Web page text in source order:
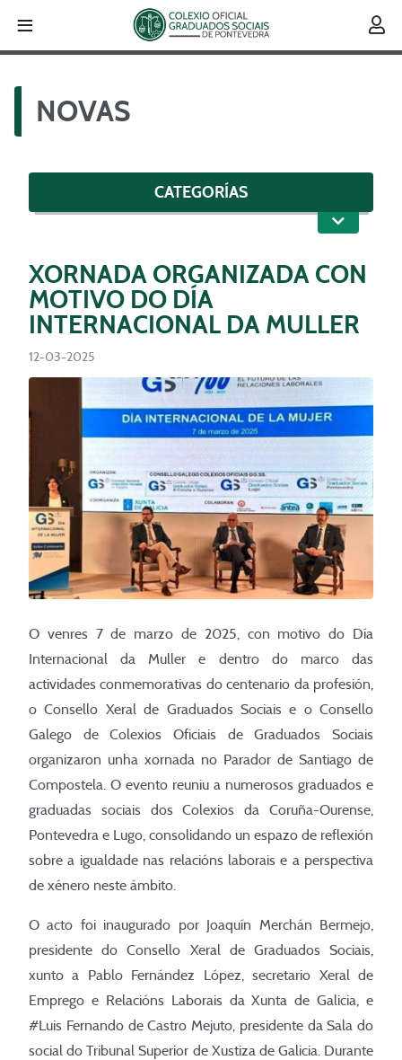
≡ 
NOVAS
CATEGORÍAS
XORNADA ORGANIZADA CON
MOTIVO DO DÍA
INTERNACIONAL DA MULLER
12-03-2025
O venres 7 de marzo de 2025, con motivo do Día
Internacional da Muller e dentro do marco das
actividades conmemorativas do centenario da profesión,
o Consello Xeral de Graduados Sociais e o Consello
Galego de Colexios Oficiais de Graduados Sociais
organizaron unha xornada no Parador de Santiago de
Compostela. O evento reuniu a numerosos graduados e
graduadas sociais dos Colexios da Coruña-Ourense,
Pontevedra e Lugo, consolidando un espazo de reflexión
sobre a igualdade nas relacións laborais e a perspectiva
de xénero neste ámbito.
O acto foi inaugurado por Joaquín Merchán Bermejo,
presidente do Consello Xeral de Graduados Sociais,
xunto a Pablo Fernández López, secretario Xeral de
Emprego e Relacións Laborais da Xunta de Galicia, e
#Luis Fernando de Castro Mejuto, presidente da Sala do
social do Tribunal Superior de Xustiza de Galicia. Durante